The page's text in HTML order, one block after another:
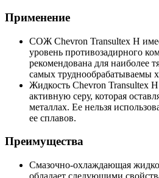
Применение
СОЖ Chevron Transultex Н
уровень противозадирного
рекомендована для наиболее
самых труднообрабатываемы
Жидкость Chevron Transultex
активную серу, которая
металлах. Ее нельзя
ее сплавов.
Преимущества
Смазочно-охлаждающая
обладает следующими